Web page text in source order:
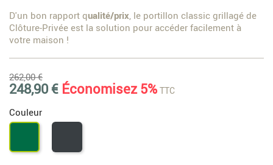
D'un bon rapport qualité/prix , le portillon classic grillagé de
Clôture-Privée est la solution pour accéder facilement à
votre maison !
262,00 €
248,90 € Économisez 5% TTC
Couleur
Vert
Gris